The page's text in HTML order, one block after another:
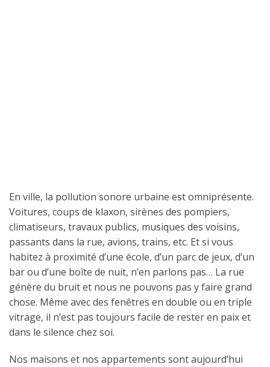
En ville, la pollution sonore urbaine est omniprésente.
Voitures, coups de klaxon, sirènes des pompiers,
climatiseurs, travaux publics, musiques des voisins,
passants dans la rue, avions, trains, etc. Et si vous
habitez à proximité d’une école, d’un parc de jeux, d’un
bar ou d’une boîte de nuit, n’en parlons pas… La rue
génère du bruit et nous ne pouvons pas y faire grand
chose. Même avec des fenêtres en double ou en triple
vitrage, il n’est pas toujours facile de rester en paix et
dans le silence chez soi.
Nos maisons et nos appartements sont aujourd’hui